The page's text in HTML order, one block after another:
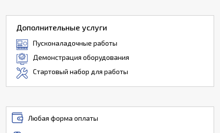
Дополнительные услуги
Пусконаладочные работы
Демонстрация оборудования
Стартовый набор для работы
Любая форма оплаты